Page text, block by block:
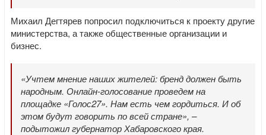
Михаил Дегтярев попросил подключиться к проекту другие
министерства, а также общественные организации и
бизнес.
«Учтем мнение наших жителей: бренд должен быть
народным. Онлайн-голосование проведем на
площадке «Голос27». Нам есть чем гордиться. И об
этом будут говорить по всей стране», –
подытожил губернатор Хабаровского края.